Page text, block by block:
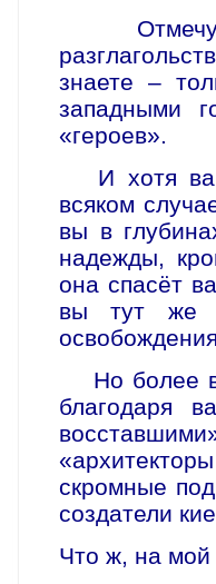
Отмечу,
знаете –
западными
«героев».
И хотя вам
всяком
вы в
надежды,
она спасёт
вы тут же
Но более
благодаря
скромные
создатели
Что ж, на мой